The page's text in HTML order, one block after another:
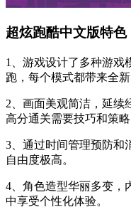
超炫跑酷中文版特色
1、游戏设计了多种游戏
跑，每个模式都带来全新
2、画面美观简洁，延续
高分通关需要技巧和策略
3、通过时间管理预防和
自由度极高。
4、角色造型华丽多变，
中享受个性化体验。